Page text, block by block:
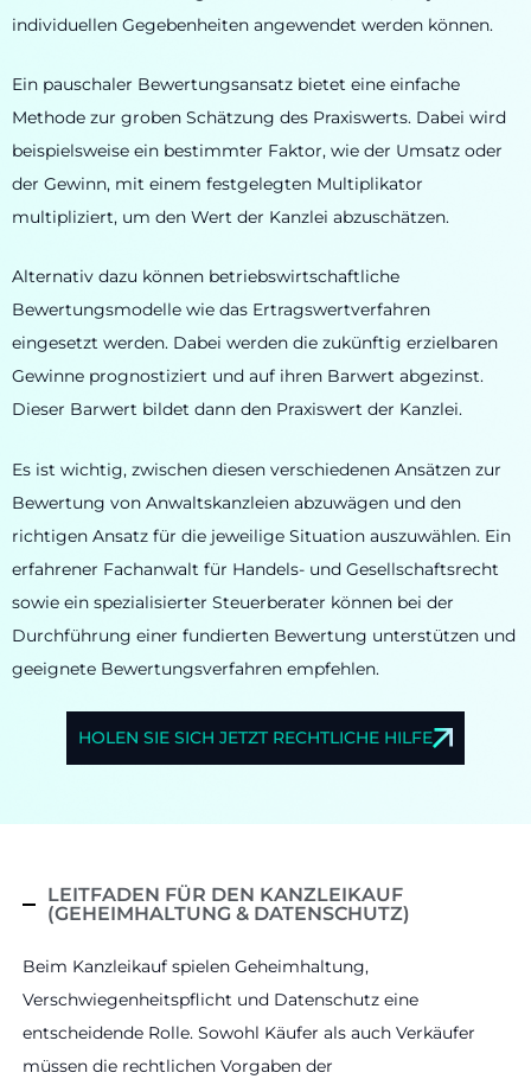
individuellen Gegebenheiten angewendet werden können.
Ein pauschaler Bewertungsansatz bietet eine einfache
Methode zur groben Schätzung des Praxiswerts. Dabei wird
beispielsweise ein bestimmter Faktor, wie der Umsatz oder
der Gewinn, mit einem festgelegten Multiplikator
multipliziert, um den Wert der Kanzlei abzuschätzen.
Alternativ dazu können betriebswirtschaftliche
Bewertungsmodelle wie das Ertragswertverfahren
eingesetzt werden. Dabei werden die zukünftig erzielbaren
Gewinne prognostiziert und auf ihren Barwert abgezinst.
Dieser Barwert bildet dann den Praxiswert der Kanzlei.
Es ist wichtig, zwischen diesen verschiedenen Ansätzen zur
Bewertung von Anwaltskanzleien abzuwägen und den
richtigen Ansatz für die jeweilige Situation auszuwählen. Ein
erfahrener Fachanwalt für Handels- und Gesellschaftsrecht
sowie ein spezialisierter Steuerberater können bei der
Durchführung einer fundierten Bewertung unterstützen und
geeignete Bewertungsverfahren empfehlen.
HOLEN SIE SICH JETZT RECHTLICHE HILFE
LEITFADEN FÜR DEN KANZLEIKAUF
(GEHEIMHALTUNG & DATENSCHUTZ)
Beim Kanzleikauf spielen Geheimhaltung,
Verschwiegenheitspflicht und Datenschutz eine
entscheidende Rolle. Sowohl Käufer als auch Verkäufer
müssen die rechtlichen Vorgaben der